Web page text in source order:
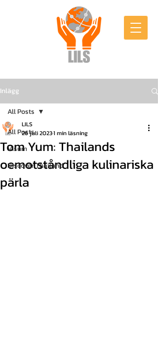
Inlägg
All Posts
Visum
Discover Thailand
All Posts
Tom Yum: Thailands
oemotståndliga kulinariska
pärla
LILS
26 juli 20231 min läsning